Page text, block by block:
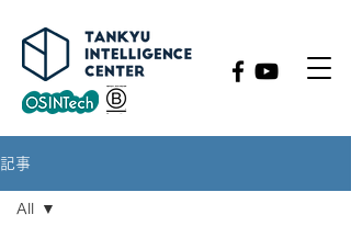
記事
All